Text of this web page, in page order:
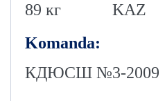
89 кг
KAZ
Komanda:
КДЮСШ №3-2009